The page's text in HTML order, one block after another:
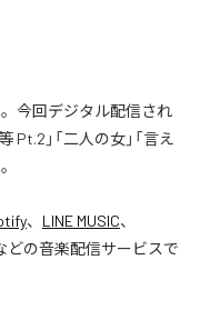
。今回デジタル配信され
Pt.2」「二人の女」「言え
、 LINE MUSIC、
どの音楽配信サービスで